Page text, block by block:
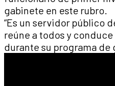
gabinete en este rubro.
“Es un servidor público
reúne a todos y
durante su programa de